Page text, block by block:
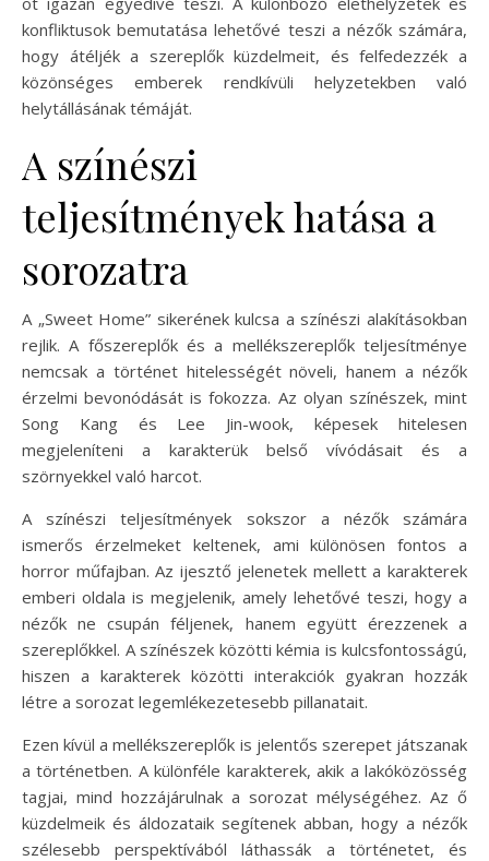
konfliktusok bemutatása lehetővé teszi a nézők számára,
hogy átéljék a szereplők küzdelmeit, és felfedezzék a
közönséges emberek rendkívüli helyzetekben való
helytállásának témáját.
A színészi
teljesítmények hatása a
sorozatra
A „Sweet Home” sikerének kulcsa a színészi alakításokban
rejlik. A főszereplők és a mellékszereplők teljesítménye
nemcsak a történet hitelességét növeli, hanem a nézők
érzelmi bevonódását is fokozza. Az olyan színészek, mint
Song Kang és Lee Jin-wook, képesek hitelesen
megjeleníteni a karakterük belső vívódásait és a
szörnyekkel való harcot.
A színészi teljesítmények sokszor a nézők számára
ismerős érzelmeket keltenek, ami különösen fontos a
horror műfajban. Az ijesztő jelenetek mellett a karakterek
emberi oldala is megjelenik, amely lehetővé teszi, hogy a
nézők ne csupán féljenek, hanem együtt érezzenek a
szereplőkkel. A színészek közötti kémia is kulcsfontosságú,
hiszen a karakterek közötti interakciók gyakran hozzák
létre a sorozat legemlékezetesebb pillanatait.
Ezen kívül a mellékszereplők is jelentős szerepet játszanak
a történetben. A különféle karakterek, akik a lakóközösség
tagjai, mind hozzájárulnak a sorozat mélységéhez. Az ő
küzdelmeik és áldozataik segítenek abban, hogy a nézők
szélesebb perspektívából láthassák a történetet, és